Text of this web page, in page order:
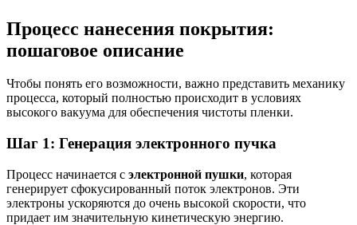
Процесс нанесения покрытия:
пошаговое описание
Чтобы понять его возможности, важно представить механику
процесса, который полностью происходит в условиях
высокого вакуума для обеспечения чистоты пленки.
Шаг 1: Генерация электронного пучка
Процесс начинается с электронной пушки, которая
генерирует сфокусированный поток электронов. Эти
электроны ускоряются до очень высокой скорости, что
придает им значительную кинетическую энергию.